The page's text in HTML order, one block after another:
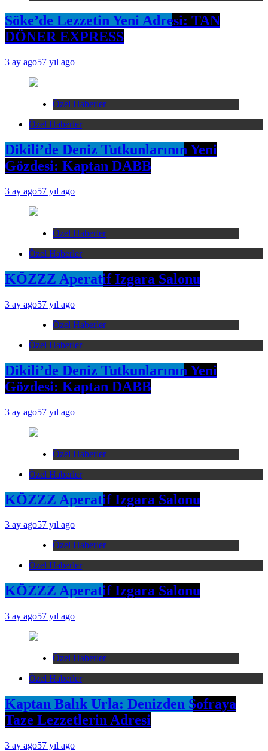
Söke’de Lezzetin Yeni Adresi: TAN
DÖNER EXPRESS
3 ay ago57 yıl ago
Özel Haberler
Özel Haberler
Dikili’de Deniz Tutkunlarının Yeni
Gözdesi: Kaptan DABB
3 ay ago57 yıl ago
Özel Haberler
Özel Haberler
KÖZZZ Aperatif Izgara Salonu
3 ay ago57 yıl ago
Özel Haberler
Özel Haberler
Dikili’de Deniz Tutkunlarının Yeni
Gözdesi: Kaptan DABB
3 ay ago57 yıl ago
Özel Haberler
Özel Haberler
KÖZZZ Aperatif Izgara Salonu
3 ay ago57 yıl ago
Özel Haberler
Özel Haberler
KÖZZZ Aperatif Izgara Salonu
3 ay ago57 yıl ago
Özel Haberler
Özel Haberler
Kaptan Balık Urla: Denizden Sofraya
Taze Lezzetlerin Adresi
3 ay ago57 yıl ago